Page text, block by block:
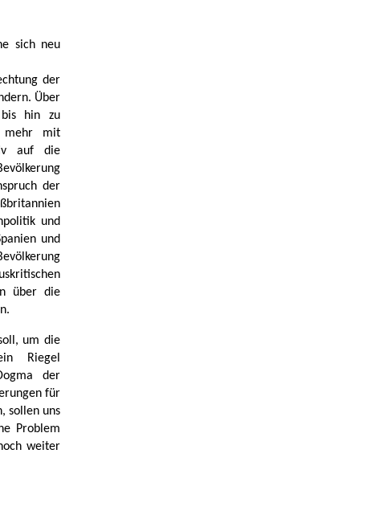
sich neu
der
Über
bis hin zu
mehr mit
auf die
der
und
und
über die
um die
Riegel
der
für
sollen uns
Problem
weiter